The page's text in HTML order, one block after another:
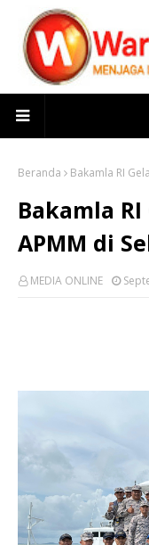
Beranda Bakamla RI
Bakamla RI
APMM di
MEDIA ONLINE